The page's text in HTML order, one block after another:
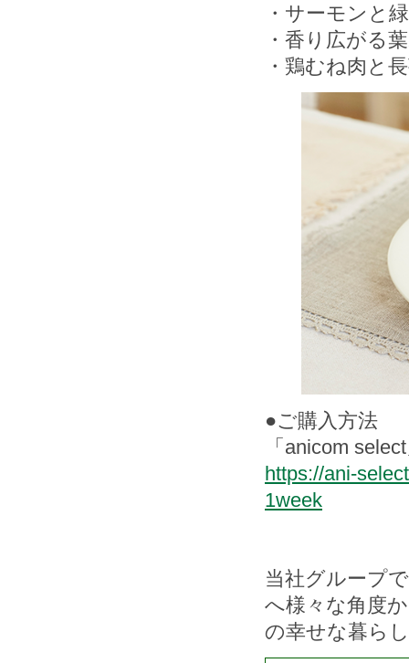
・サーモンと
・香り広がる
・鶏むね肉と
●ご購入方法
「anicom
https://ani-
1week
当社グループ
へ様々な角度
の幸せな暮ら